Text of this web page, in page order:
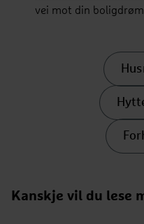
vei mot din
Kanskje vil du lese